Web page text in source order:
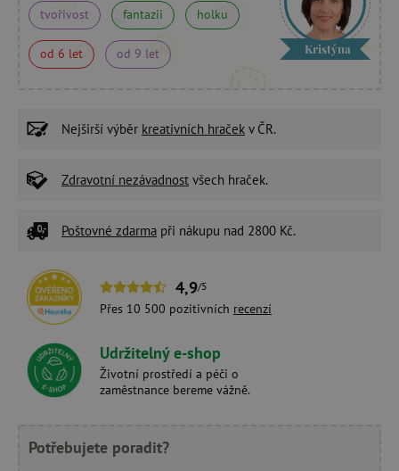
tvořivost fantazii holku
od 6 let od 9 let Kristýna
Nejširší výběr kreativních hraček v ČR.
Zdravotní nezávadnost všech hraček.
Poštovné zdarma při nákupu nad 2800 Kč.
4,9/5
Přes 10 500 pozitivních recenzí
Udržitelný e-shop
Životní prostředí a péči o
zaměstnance bereme vážně.
Potřebujete poradit?